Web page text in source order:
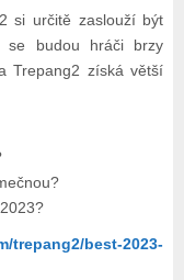
si určitě zaslouží být
se budou hráči brzy
Trepang2 získá větší
trepang2/best-2023-